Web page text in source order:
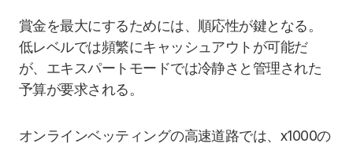
賞金を最大にするためには、順応性が鍵となる。
低レベルでは頻繁にキャッシュアウトが可能だ
が、エキスパートモードでは冷静さと管理された
予算が要求される。
オンラインベッティングの高速道路では、x1000の